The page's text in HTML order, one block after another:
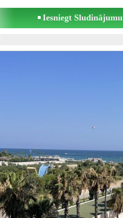
Iesniegt Sludinājumu